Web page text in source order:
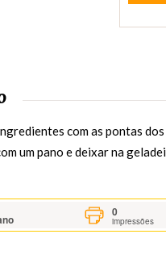
com as pontas
um pano e deixar na
0
impressões